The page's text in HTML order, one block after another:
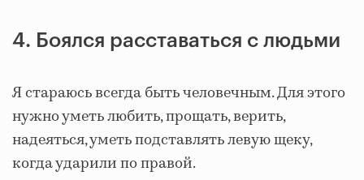
4. Боялся расставаться с людьми
Я стараюсь всегда быть человечным. Для этого
нужно уметь любить, прощать, верить,
надеяться, уметь подставлять левую щеку,
когда ударили по правой.